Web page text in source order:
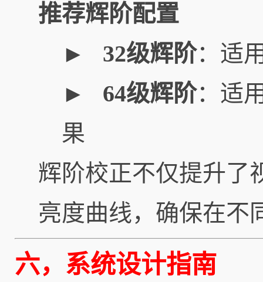
推荐辉阶配置
► 32级辉阶：适
► 64级辉阶：适
果
辉阶校正不仅提升了
亮度曲线，确保在不
六，系统设计指南